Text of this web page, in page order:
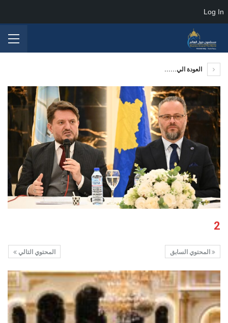
العودة الي......
2
المحتوي التالي المحتوي السابق
Log In